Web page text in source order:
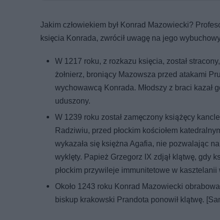
Jakim człowiekiem był Konrad Mazowiecki?
księcia Konrada, zwrócił uwagę na jego
W 1217 roku, z rozkazu księcia, został
żołnierz, broniący Mazowsza przed atakami
wychowawcą Konrada. Młodszy z braci kazał
uduszony.
W 1239 roku został zamęczony książęcy
Radziwiu, przed płockim kościołem
wykazała się księżna Agafia, nie pozwalając
wyklęty. Papież Grzegorz IX zdjął klątwę, gdy
płockim przywileje immunitetowe w
Około 1243 roku Konrad Mazowiecki
biskup krakowski Prandota ponowił klątwę.